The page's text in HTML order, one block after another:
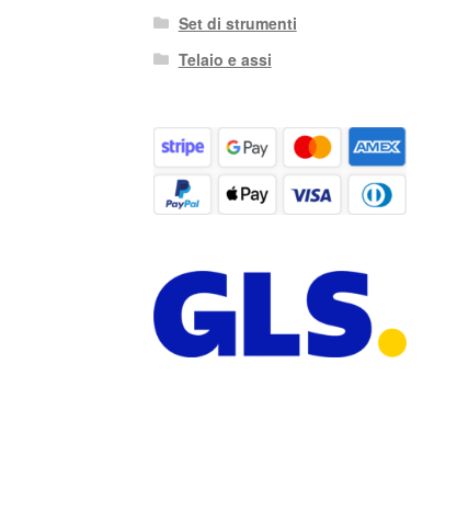
Set di strumenti
Telaio e assi